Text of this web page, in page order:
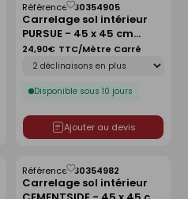
Carrelage sol intérieur
PURSUE - 45 x 45 cm
ép.8,5mm - grey
Référence :30354905
Disponible sous 10 jours
24,90€ TTC/Mètre Carré
Ajouter au devis
Enregistrer
comme
liste
Carrelage sol intérieur
Référence :30354982
Enregistrer
comme
liste